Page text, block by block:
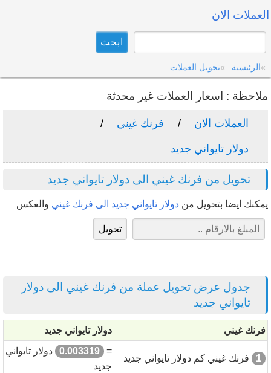
العملات الان
الرئيسية تحويل العملات
ملاحظة : اسعار العملات غير محدثة
العملات الان فرنك غيني
دولار تايواني جديد
تحويل من فرنك غيني الى دولار تايواني جديد
يمكنك ايضا بتحويل من دولار تايواني جديد الى فرنك غيني والعكس
جدول عرض تحويل عملة من فرنك غيني الى دولار
تايواني جديد
فرنك غيني دولار تايواني جديد
1 فرنك غيني كم دولار تايواني جديد
=
0.003319
دولار تايواني
جديد